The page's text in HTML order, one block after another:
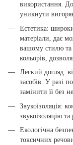
використання.
уникнути
Естетика:
матеріали, дає
вашому стилю та
кольорів,
Легкий догляд:
засобів. У разі
замінити її без
Звукоізоляція:
звукоізоляцію
Екологічна
токсичних